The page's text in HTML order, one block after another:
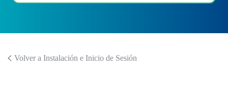
Volver a Instalación e Inicio de Sesión